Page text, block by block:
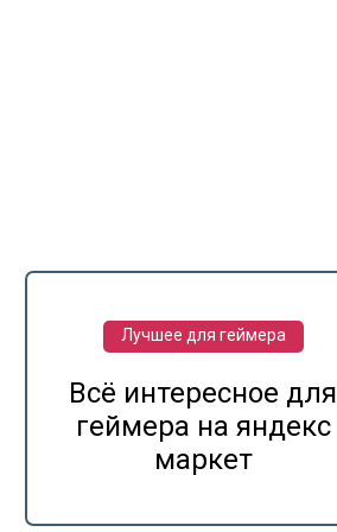
Лучшее для геймера
Всё интересное для
геймера на яндекс
маркет